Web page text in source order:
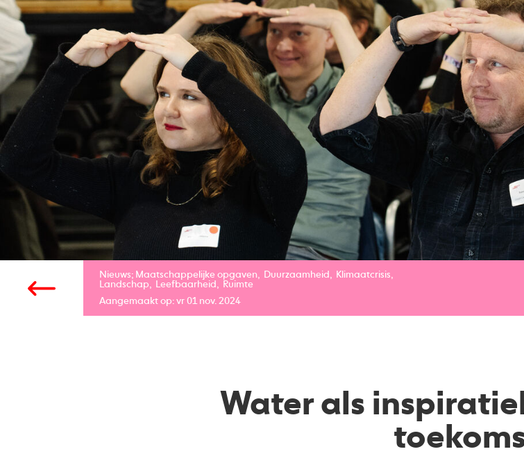
Nieuws; Maatschappelijke opgaven Duurzaamheid
Klimaatcrisis
Landschap
Leefbaarheid
Ruimte
Aangemaakt op: vr 01 nov. 2024
Water als